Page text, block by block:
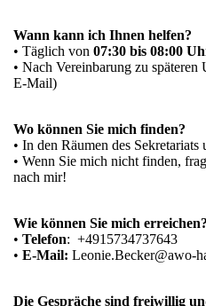
Wann kann ich Ihnen helfen?
• Täglich von 07:30 bis 08:00
• Nach Vereinbarung zu
E-Mail)
Wo können Sie mich finden?
• In den Räumen des
• Wenn Sie mich nicht finden,
nach mir!
Wie können Sie mich erreichen?
• Telefon: +4915734737643
• E-Mail: Leonie.Becker@awo-
Die Gespräche sind freiwillig